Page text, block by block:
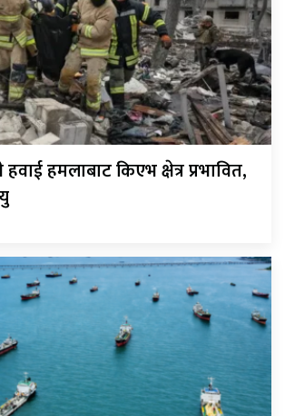
हमलाबाट किएभ क्षेत्र प्रभावित,